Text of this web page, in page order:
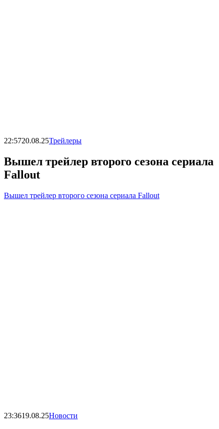
22:5720.08.25Трейлеры
Вышел трейлер второго сезона сериала
Fallout
Вышел трейлер второго сезона сериала Fallout
23:3619.08.25Новости